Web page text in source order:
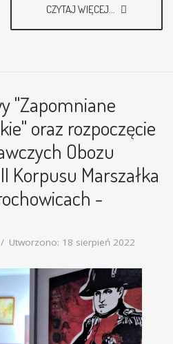
CZYTAJ WIĘCEJ...
"Zapomniane
oraz rozpoczęcie
Obozu
Korpusu Marszałka
-
Utworzono: 18 sierpień 2022